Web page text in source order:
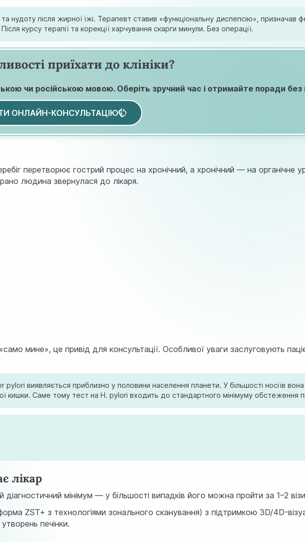
нудоту після жирної їжі. Терапевт ставив «функціональну диспепсію»,
курсу терапії та корекції харчування скарги минули. Без операції.
приїхати до клініки?
чи російською мовою. Оберіть зручний час і отримайте поради без
ОНЛАЙН-КОНСУЛЬТАЦІЮ
перетворює гострий процес на хронічний, а хронічний — на органічне
людина звернулася до лікаря.
мине», це привід для консультації. Особливої уваги заслуговують
pylori виявляється приблизно у половини населення планети. У більшості носіїв
кишки. Саме тому тест на H. pylori входить до стандартного мінімуму обстеження
лікар
мінімум — у більшості випадків його можна пройти за 1–2
ZST+ з технологіями зонального сканування) з підтримкою 3D/4D-
печінки.